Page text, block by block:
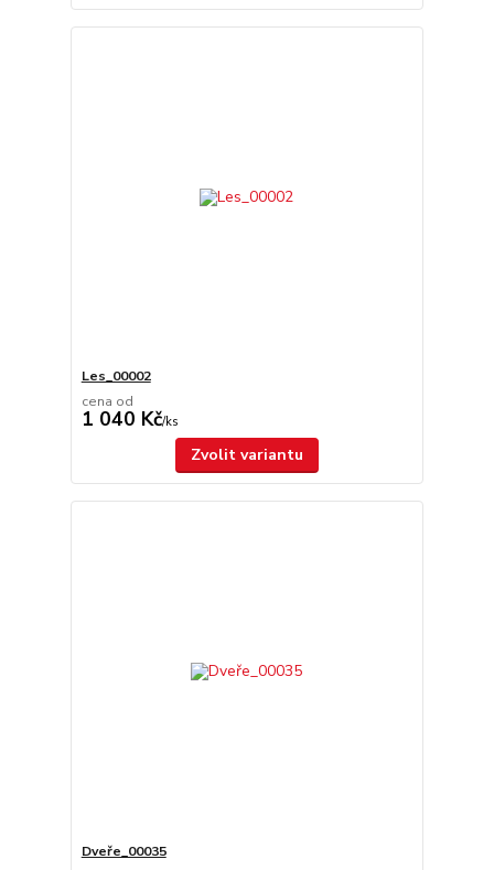
Les_00002
cena od
1 040 Kč/ks
Zvolit variantu
Dveře_00035